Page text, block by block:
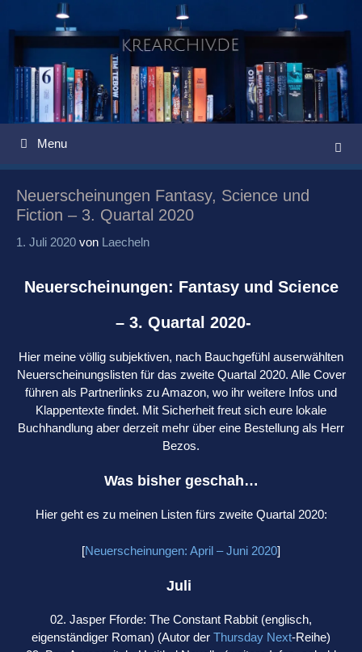
Menu
Neuerscheinungen Fantasy, Science und
Fiction – 3. Quartal 2020
1. Juli 2020 von Laecheln
Neuerscheinungen: Fantasy und Science
– 3. Quartal 2020-
Hier meine völlig subjektiven, nach Bauchgefühl auserwählten
Neuerscheinungslisten für das zweite Quartal 2020. Alle Cover
führen als Partnerlinks zu Amazon, wo ihr weitere Infos und
Klappentexte findet. Mit Sicherheit freut sich eure lokale
Buchhandlung aber derzeit mehr über eine Bestellung als Herr
Bezos.
Was bisher geschah…
Hier geht es zu meinen Listen fürs zweite Quartal 2020:
[Neuerscheinungen: April – Juni 2020]
Juli
02. Jasper Fforde: The Constant Rabbit (englisch,
eigenständiger Roman) (Autor der Thursday Next-Reihe)